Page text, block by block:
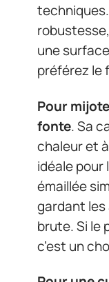
une
préférez le
Pour
fonte. Sa
chaleur et
idéale
émaillée
gardant
brute. Si le
c’est un